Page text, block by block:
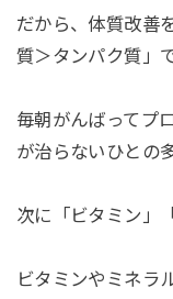
だから、体質改善
質＞タンパク質」で
毎朝がんばってプ
が治らないひとの
次に「ビタミン」
ビタミンやミネラ